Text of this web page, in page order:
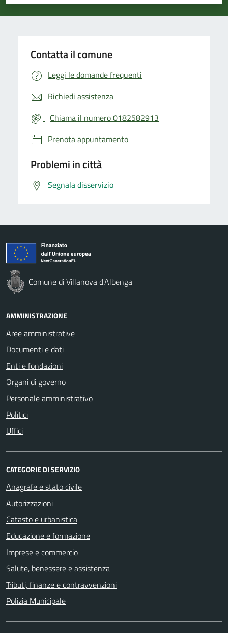
Contatta il comune
Leggi le domande frequenti
Richiedi assistenza
Chiama il numero 0182582913
Prenota appuntamento
Problemi in città
Segnala disservizio
Comune di Villanova d'Albenga
AMMINISTRAZIONE
Aree amministrative
Documenti e dati
Enti e fondazioni
Organi di governo
Personale amministrativo
Politici
Uffici
CATEGORIE DI SERVIZIO
Anagrafe e stato civile
Autorizzazioni
Catasto e urbanistica
Educazione e formazione
Imprese e commercio
Salute, benessere e assistenza
Tributi, finanze e contravvenzioni
Polizia Municipale